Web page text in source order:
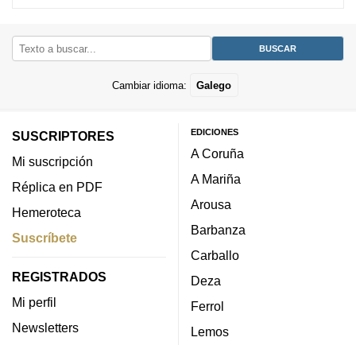
Cambiar idioma: Galego
SUSCRIPTORES
Mi suscripción
Réplica en PDF
Hemeroteca
Suscríbete
REGISTRADOS
Mi perfil
Newsletters
EDICIONES
A Coruña
A Mariña
Arousa
Barbanza
Carballo
Deza
Ferrol
Lemos